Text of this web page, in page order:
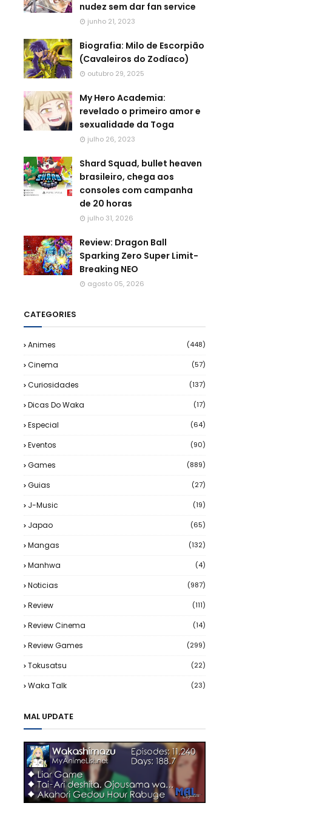
nudez sem dar fan service
junho 21, 2023
Biografia: Milo de Escorpião
(Cavaleiros do Zodíaco)
outubro 29, 2025
My Hero Academia:
revelado o primeiro amor e
sexualidade da Toga
julho 26, 2023
Shard Squad, bullet heaven
brasileiro, chega aos
consoles com campanha
de 20 horas
julho 31, 2026
Review: Dragon Ball
Sparking Zero Super Limit-
Breaking NEO
agosto 05, 2026
CATEGORIES
Animes (448)
Cinema (57)
Curiosidades (137)
Dicas Do Waka (17)
Especial (64)
Eventos (90)
Games (889)
Guias (27)
J-Music (19)
Japao (65)
Mangas (132)
Manhwa (4)
Noticias (987)
Review (111)
Review Cinema (14)
Review Games (299)
Tokusatsu (22)
Waka Talk (23)
MAL UPDATE